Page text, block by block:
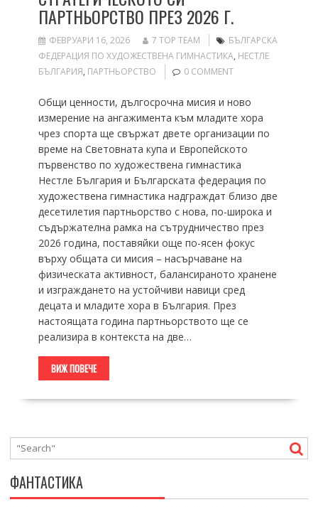
ПАРТНЬОРСТВО ПРЕЗ 2026 Г.
ФЕВРУАРИ 16, 2026 7 TOP TEAM
БЪЛГАРСКА
ФЕДЕРАЦИЯ ПО ХУДОЖЕСТВЕНА ГИМНАСТИКА, НЕСТЛЕ
БЪЛГАРИЯ, ПАРТНЬОРСТВО 0 COMMENT
Общи ценности, дългосрочна мисия и ново
измерение на ангажимента към младите хора
чрез спорта ще свържат двете организации по
време на Световната купа и Европейското
първенство по художествена гимнастика
Нестле България и Българската федерация по
художествена гимнастика надграждат близо две
десетилетия партньорство с нова, по-широка и
съдържателна рамка на сътрудничество през
2026 година, поставяйки още по-ясен фокус
върху общата си мисия – насърчаване на
физическата активност, балансираното хранене
и изграждането на устойчиви навици сред
децата и младите хора в България. През
настоящата година партньорството ще се
реализира в контекста на две…
ВИЖ ПОВЕЧЕ
ФАНТАСТИКА